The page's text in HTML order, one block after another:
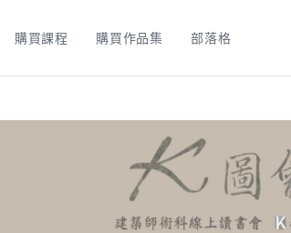
購買課程 購買作品集 部落格